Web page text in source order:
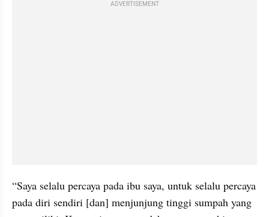
ADVERTISEMENT
“Saya selalu percaya pada ibu saya, untuk selalu percaya
pada diri sendiri [dan] menjunjung tinggi sumpah yang